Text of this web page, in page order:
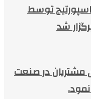
توسط
شد
مشتریان در صنعت